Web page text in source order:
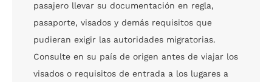
pasajero llevar su documentación en regla,
pasaporte, visados y demás requisitos que
pudieran exigir las autoridades migratorias.
Consulte en su país de origen antes de viajar los
visados o requisitos de entrada a los lugares a